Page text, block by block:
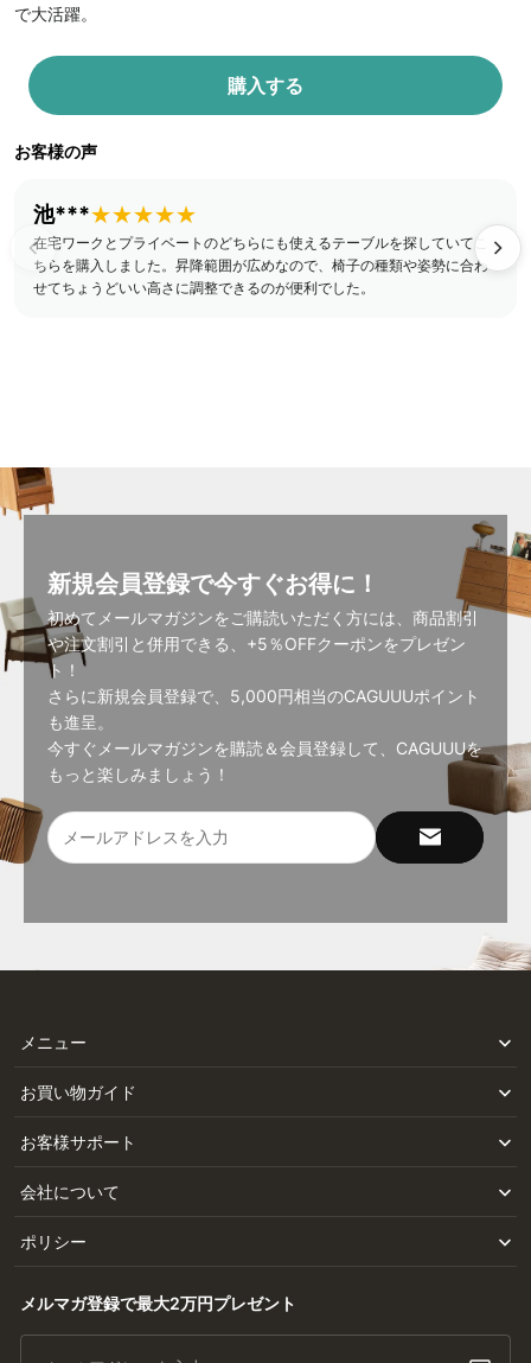
で大活躍。
お客様の声
池***★★★★★
在宅ワークとプライベートのどちらにも使えるテーブルを探していてこ
ちらを購入しました。昇降範囲が広めなので、椅子の種類や姿勢に合わ
せてちょうどいい高さに調整できるのが便利でした。
購入する
新規会員登録で今すぐお得に！
初めてメールマガジンをご購読いただく方には、商品割引
や注文割引と併用できる、+5％OFFクーポンをプレゼン
ト！
さらに新規会員登録で、5,000円相当のCAGUUUポイント
も進呈。
今すぐメールマガジンを購読＆会員登録して、CAGUUUを
もっと楽しみましょう！
メニュー
お買い物ガイド
お客様サポート
会社について
ポリシー
メルマガ登録で最大2万円プレゼント